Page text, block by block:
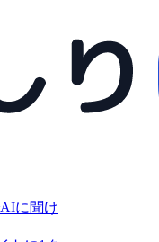
に聞け